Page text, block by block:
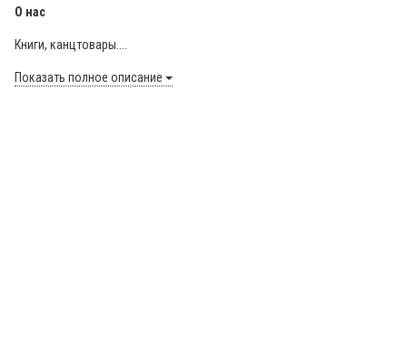
О нас
Книги, канцтовары....
Показать полное описание